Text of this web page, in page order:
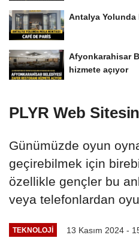
Antalya Yolunda
Afyonkarahisar
hizmete açıyor
PLYR Web
Günümüzde oyun
geçirebilmek için
özellikle gençler bu
veya telefonlardan
TEKNOLOJI 13 Kasım 2024 -